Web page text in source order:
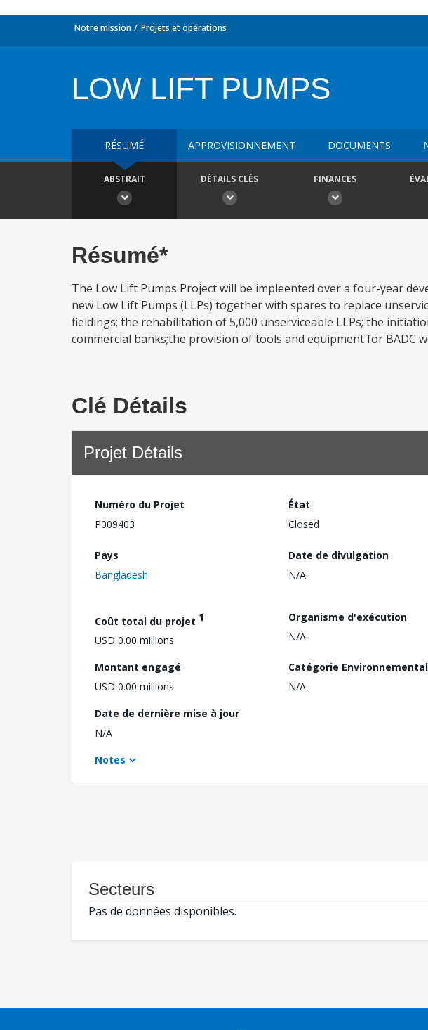
Notre mission Projets et opérations
LOW LIFT PUMPS
RÉSUMÉ APPROVISIONNEMENT DOCUMENTS
ABSTRAIT DÉTAILS CLÉS FINANCES
Résumé*
The Low Lift Pumps Project will be impleented over a four-year
new Low Lift Pumps (LLPs) together with spares to replace
fieldings; the rehabilitation of 5,000 unserviceable LLPs; the
commercial banks;the provision of tools and equipment for BADC
Clé Détails
Projet Détails
Numéro du Projet
P009403
État
Closed
Pays
Bangladesh
Date de divulgation
N/A
Coût total du projet 1
USD 0.00 millions
Organisme d'exécution
N/A
Montant engagé
USD 0.00 millions
Catégorie
N/A
Date de dernière mise à jour
N/A
Notes
Secteurs
Pas de données disponibles.